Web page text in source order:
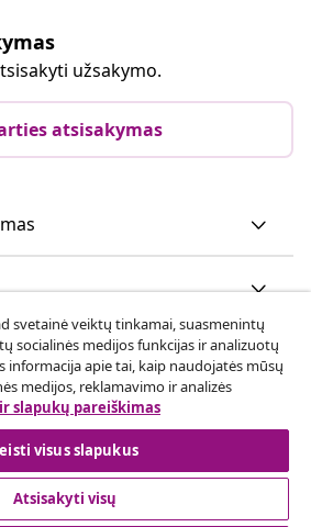
užsakymo.
atsisakymas
svetainė veiktų tinkamai, suasmenintų
socialinės medijos funkcijas ir analizuotų
informacija apie tai, kaip naudojatės mūsų
medijos, reklamavimo ir analizės
slapukų pareiškimas
visus slapukus
Atsisakyti visų